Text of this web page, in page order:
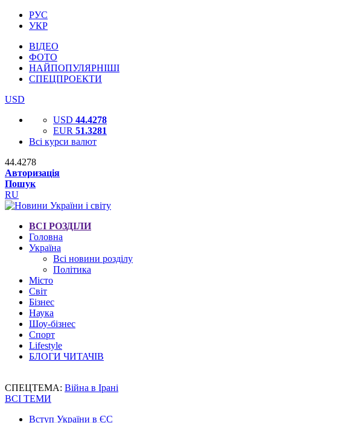
РУС
УКР
ВІДЕО
ФОТО
НАЙПОПУЛЯРНІШІ
СПЕЦПРОЕКТИ
USD
USD 44.4278
EUR 51.3281
Всі курси валют
44.4278
Авторизація
Пошук
RU
ВСІ РОЗДІЛИ
Головна
Україна
Всі новини розділу
Політика
Місто
Світ
Бізнес
Наука
Шоу-бізнес
Спорт
Lifestyle
БЛОГИ ЧИТАЧІВ
СПЕЦТЕМА: Війна в Ірані
ВСІ ТЕМИ
Вступ України в ЄС